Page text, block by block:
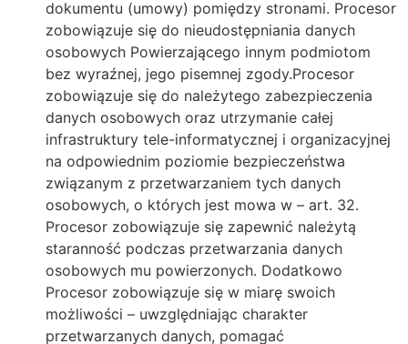
dokumentu (umowy) pomiędzy stronami. Procesor
zobowiązuje się do nieudostępniania danych
osobowych Powierzającego innym podmiotom
bez wyraźnej, jego pisemnej zgody.Procesor
zobowiązuje się do należytego zabezpieczenia
danych osobowych oraz utrzymanie całej
infrastruktury tele-informatycznej i organizacyjnej
na odpowiednim poziomie bezpieczeństwa
związanym z przetwarzaniem tych danych
osobowych, o których jest mowa w – art. 32.
Procesor zobowiązuje się zapewnić należytą
staranność podczas przetwarzania danych
osobowych mu powierzonych. Dodatkowo
Procesor zobowiązuje się w miarę swoich
możliwości – uwzględniając charakter
przetwarzanych danych, pomagać